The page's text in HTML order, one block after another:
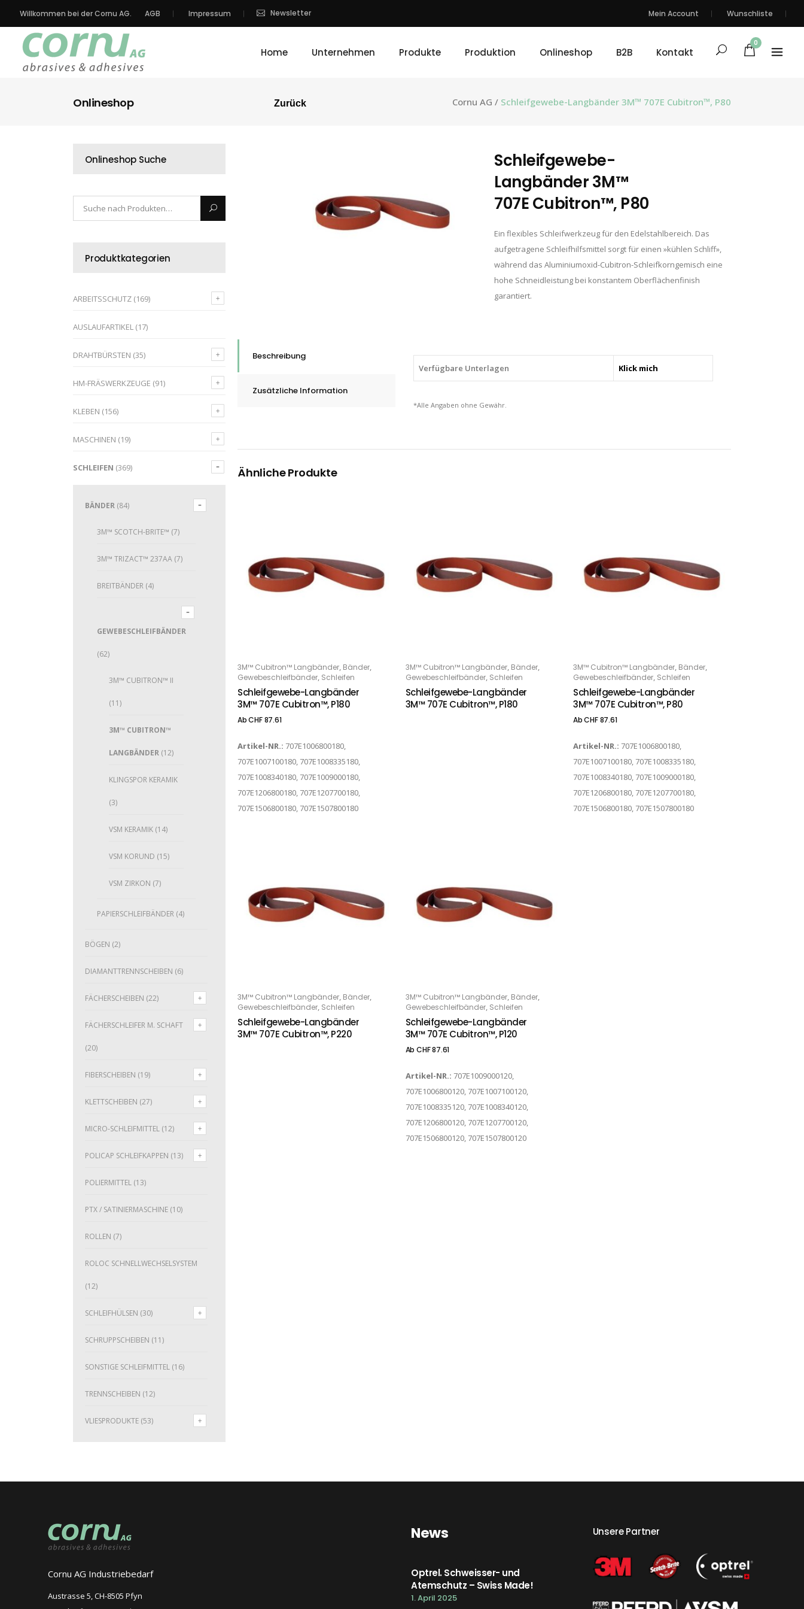
Willkommen bei der Cornu AG. AGB Impressum Newsletter Mein Account Wunschliste
Home Unternehmen Produkte Produktion Onlineshop B2B Kontakt
0
Onlineshop Cornu AG / Schleifgewebe-Langbänder 3M™ 707E Cubitron™, P80
Zurück
Onlineshop Suche
Produktkategorien
ARBEITSSCHUTZ (169)
AUSLAUFARTIKEL (17)
DRAHTBÜRSTEN (35)
HM-FRÄSWERKZEUGE (91)
KLEBEN (156)
MASCHINEN (19)
SCHLEIFEN (369)
BÄNDER (84)
3M™ SCOTCH-BRITE™ (7)
3M™ TRIZACT™ 237AA (7)
BREITBÄNDER (4)
GEWEBESCHLEIFBÄNDER
(62)
3M™ CUBITRON™ II
(11)
3M™ CUBITRON™
LANGBÄNDER (12)
KLINGSPOR KERAMIK
(3)
VSM KERAMIK (14)
VSM KORUND (15)
VSM ZIRKON (7)
PAPIERSCHLEIFBÄNDER (4)
BÖGEN (2)
DIAMANTTRENNSCHEIBEN (6)
FÄCHERSCHEIBEN (22)
FÄCHERSCHLEIFER M. SCHAFT
(20)
FIBERSCHEIBEN (19)
KLETTSCHEIBEN (27)
MICRO-SCHLEIFMITTEL (12)
POLICAP SCHLEIFKAPPEN (13)
POLIERMITTEL (13)
PTX / SATINIERMASCHINE (10)
ROLLEN (7)
ROLOC SCHNELLWECHSELSYSTEM
(12)
SCHLEIFHÜLSEN (30)
SCHRUPPSCHEIBEN (11)
SONSTIGE SCHLEIFMITTEL (16)
TRENNSCHEIBEN (12)
VLIESPRODUKTE (53)
Schleifgewebe-
Langbänder 3M™
707E Cubitron™, P80
Ein flexibles Schleifwerkzeug für den Edelstahlbereich. Das
aufgetragene Schleifhilfsmittel sorgt für einen »kühlen Schliff»,
während das Aluminiumoxid-Cubitron-Schleifkorngemisch eine
hohe Schneidleistung bei konstantem Oberflächenfinish
garantiert.
Beschreibung
Zusätzliche Information
Verfügbare Unterlagen Klick mich
*Alle Angaben ohne Gewähr.
Ähnliche Produkte
OPTIONS
3M™ Cubitron™ Langbänder, Bänder,
Gewebeschleifbänder, Schleifen
Schleifgewebe-Langbänder
3M™ 707E Cubitron™, P180
AbCHF87.61
Artikel-NR.: 707E1006800180,
707E1007100180, 707E1008335180,
707E1008340180, 707E1009000180,
707E1206800180, 707E1207700180,
707E1506800180, 707E1507800180
WEITERLESEN
3M™ Cubitron™ Langbänder, Bänder,
Gewebeschleifbänder, Schleifen
Schleifgewebe-Langbänder
3M™ 707E Cubitron™, P180
OPTIONS
3M™ Cubitron™ Langbänder, Bänder,
Gewebeschleifbänder, Schleifen
Schleifgewebe-Langbänder
3M™ 707E Cubitron™, P80
AbCHF87.61
Artikel-NR.: 707E1006800180,
707E1007100180, 707E1008335180,
707E1008340180, 707E1009000180,
707E1206800180, 707E1207700180,
707E1506800180, 707E1507800180
WEITERLESEN
3M™ Cubitron™ Langbänder Bänder
Gewebeschleifbänder Schleifen
Schleifgewebe-Langbänder
3M™ 707E Cubitron™, P220
OPTIONS
3M™ Cubitron™ Langbänder, Bänder,
Gewebeschleifbänder, Schleifen
Schleifgewebe-Langbänder
3M™ 707E Cubitron™, P120
Ab CHF87.61
Artikel-NR.: 707E1009000120,
707E1006800120, 707E1007100120,
707E1008335120, 707E1008340120,
707E1206800120, 707E1207700120,
707E1506800120, 707E1507800120
Cornu AG Industriebedarf
Austrasse 5, CH-8505 Pfyn
News
Optrel. Schweisser- und
Atemschutz – Swiss Made!
1. April 2025
Unsere Partner